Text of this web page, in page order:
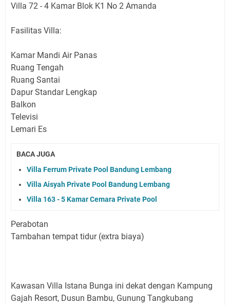
Villa 72 - 4 Kamar Blok K1 No 2 Amanda
Fasilitas Villa:
Kamar Mandi Air Panas
Ruang Tengah
Ruang Santai
Dapur Standar Lengkap
Balkon
Televisi
Lemari Es
BACA JUGA
Villa Ferrum Private Pool Bandung Lembang
Villa Aisyah Private Pool Bandung Lembang
Villa 163 - 5 Kamar Cemara Private Pool
Perabotan
Tambahan tempat tidur (extra biaya)
Kawasan Villa Istana Bunga ini dekat dengan Kampung
Gajah Resort, Dusun Bambu, Gunung Tangkubang